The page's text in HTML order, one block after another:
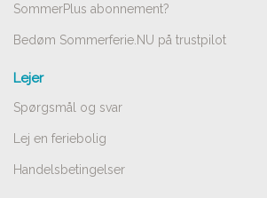
SommerPlus abonnement?
Bedøm Sommerferie.NU på trustpilot
Lejer
Spørgsmål og svar
Lej en feriebolig
Handelsbetingelser